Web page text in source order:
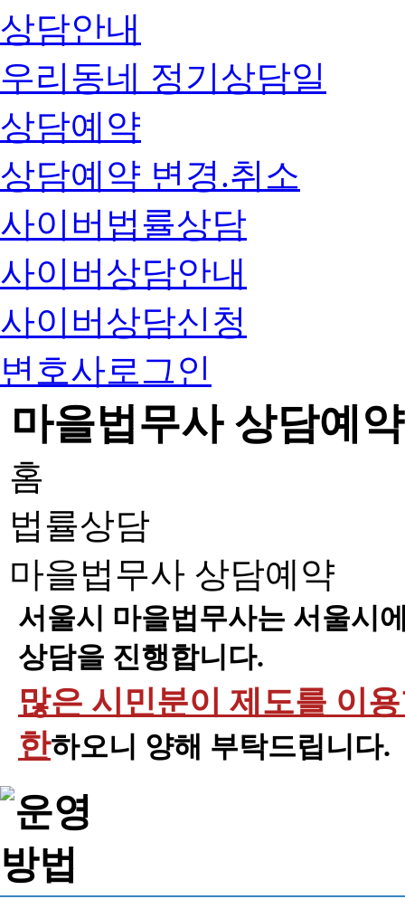
상담안내
우리동네 정기상담일
상담예약
상담예약 변경.취소
사이버법률상담
사이버상담안내
사이버상담신청
변호사로그인
마을법무사 상담예약
홈
법률상담
마을법무사 상담예약
서울시 마을법무사는 서울시
상담을 진행합니다.
많은 시민분이 제도를 이
한하오니 양해 부탁드립니다.